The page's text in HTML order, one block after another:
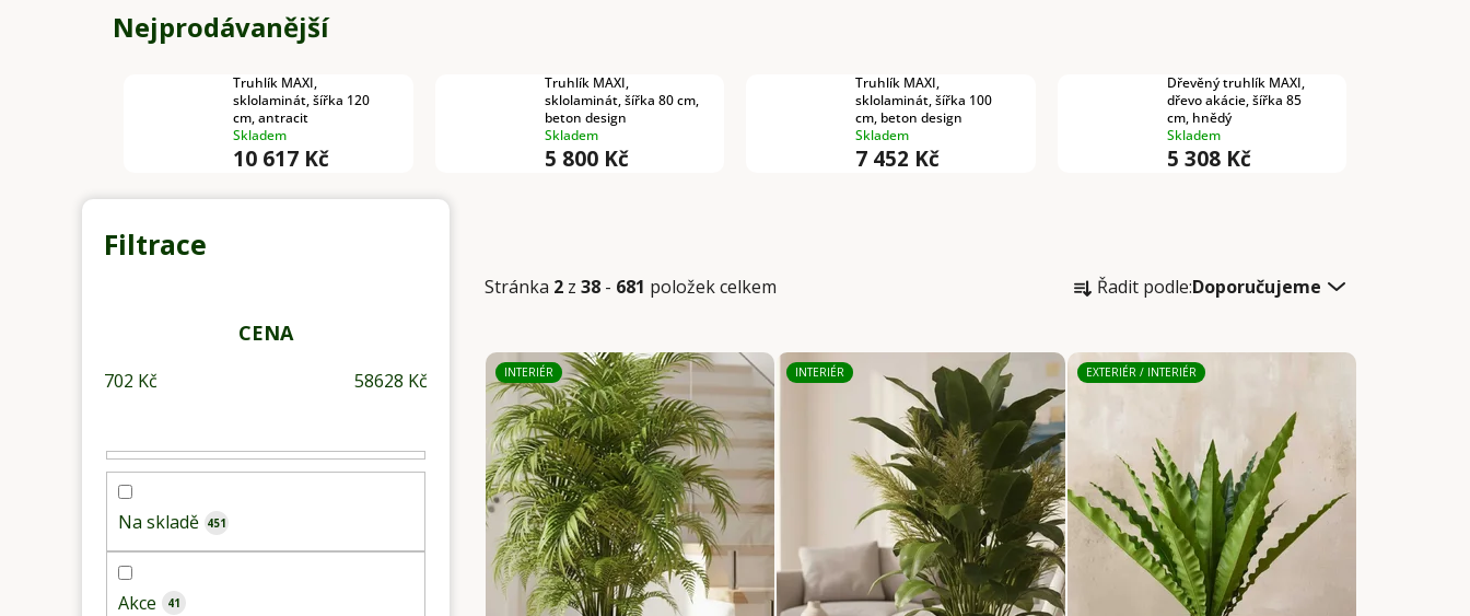
Nejprodávanější
Truhlík MAXI,
sklolaminát, šířka 120
cm, antracit
Skladem
10 617 Kč
Truhlík MAXI,
sklolaminát, šířka 80 cm,
beton design
Skladem
5 800 Kč
Truhlík MAXI,
sklolaminát, šířka 100
cm, beton design
Skladem
7 452 Kč
Dřevěný truhlík MAXI,
dřevo akácie, šířka 85
cm, hnědý
Skladem
5 308 Kč
n
CENA
702 Kč 58628 Kč
Na skladě 451
Akce 41
Stránka 2 z 38 - 681 položek celkem a
e
n
o
d
u
Řadit podle:Doporučujeme
V
ý
p
i
s
p
r
o
INTERIÉR INTERIÉR EXTERIÉR / INTERIÉR